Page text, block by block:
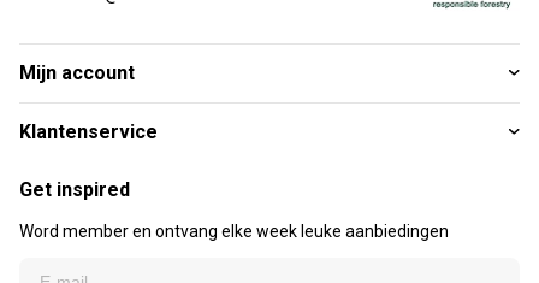
Mijn account
Klantenservice
Get inspired
Word member en ontvang elke week leuke aanbiedingen